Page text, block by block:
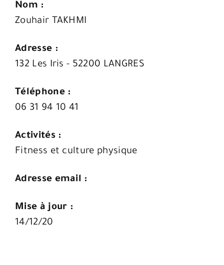
Nom :
Zouhair TAKHMI
Adresse :
132 Les Iris - 52200 LANGRES
Téléphone :
06 31 94 10 41
Activités :
Fitness et culture physique
Adresse email :
Mise à jour :
14/12/20